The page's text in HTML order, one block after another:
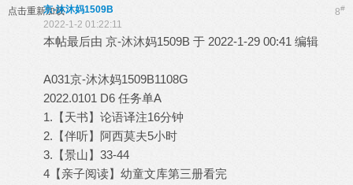
点击重新加载 8#
京-沐沐妈1509B
2022-1-2 01:22:11
本帖最后由 京-沐沐妈1509B 于 2022-1-29 00:41 编辑
A031京-沐沐妈1509B1108G
2022.0101 D6 任务单A
1.【天书】论语译注16分钟
2.【伴听】阿西莫夫5小时
3.【景山】33-44
4【亲子阅读】幼童文库第三册看完